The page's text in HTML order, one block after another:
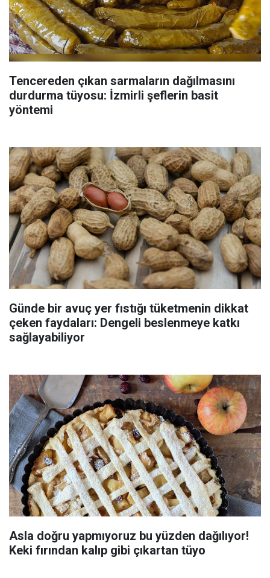
Tencereden çıkan sarmaların dağılmasını
durdurma tüyosu: İzmirli şeflerin basit
yöntemi
Günde bir avuç yer fıstığı tüketmenin dikkat
çeken faydaları: Dengeli beslenmeye katkı
sağlayabiliyor
Asla doğru yapmıyoruz bu yüzden dağılıyor!
Keki fırından kalıp gibi çıkartan tüyo